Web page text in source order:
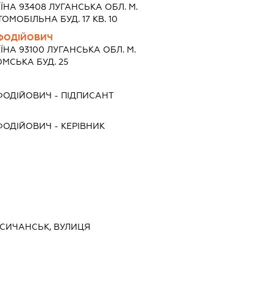
93408 ЛУГАНСЬКА ОБЛ. М.
БУД. 17 КВ. 10
93100 ЛУГАНСЬКА ОБЛ. М.
БУД. 25
- ПІДПИСАНТ
- КЕРІВНИК
ВУЛИЦЯ